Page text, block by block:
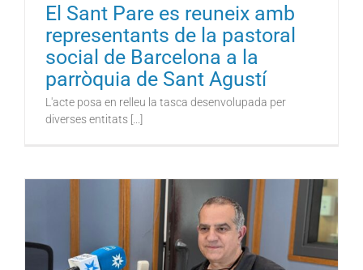
El Sant Pare es reuneix amb
representants de la pastoral
social de Barcelona a la
parròquia de Sant Agustí
L'acte posa en relleu la tasca desenvolupada per
diverses entitats [...]